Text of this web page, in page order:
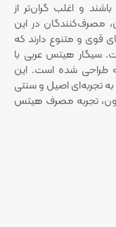
و اغلب گران‌تر از
مصرف‌کنندگان در این
و متنوع دارند که
سیگار هیتس عربی با
طراحی شده است. این
تجربه‌ای اصیل و سنتی
تجربه مصرف هیتس